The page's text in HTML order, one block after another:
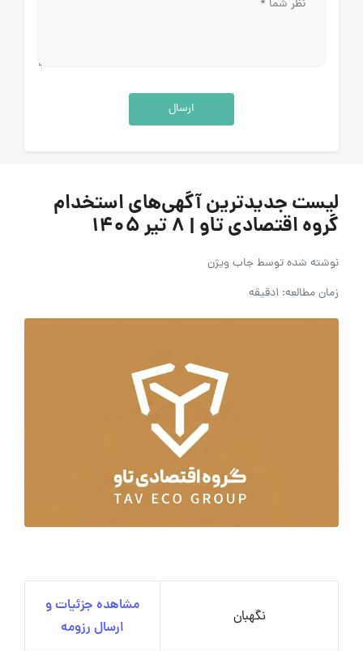
ارسال
لیست جدیدترین آگهی‌های استخدام
گروه اقتصادی تاو | ۸ تیر ۱۴۰۵
نوشته شده توسطجاب ویژن
زمان مطالعه: 1دقیقه
نگهبان
مشاهده جزئیات و
ارسال رزومه